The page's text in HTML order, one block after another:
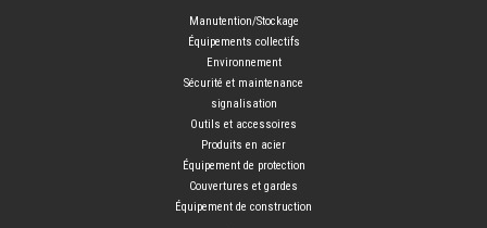
Manutention/Stockage
Équipements collectifs
Environnement
Sécurité et maintenance
signalisation
Outils et accessoires
Produits en acier
Équipement de protection
Couvertures et gardes
Équipement de construction